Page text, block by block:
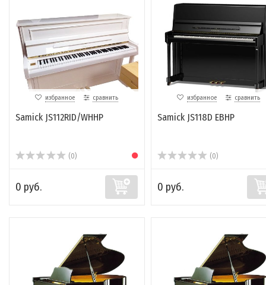
избранное сравнить
Samick JS112RID/WHHP
(0)
0 руб.
избранное сравнить
Samick JS118D EBHP
(0)
0 руб.